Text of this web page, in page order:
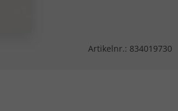
Artikelnr.: 834019730